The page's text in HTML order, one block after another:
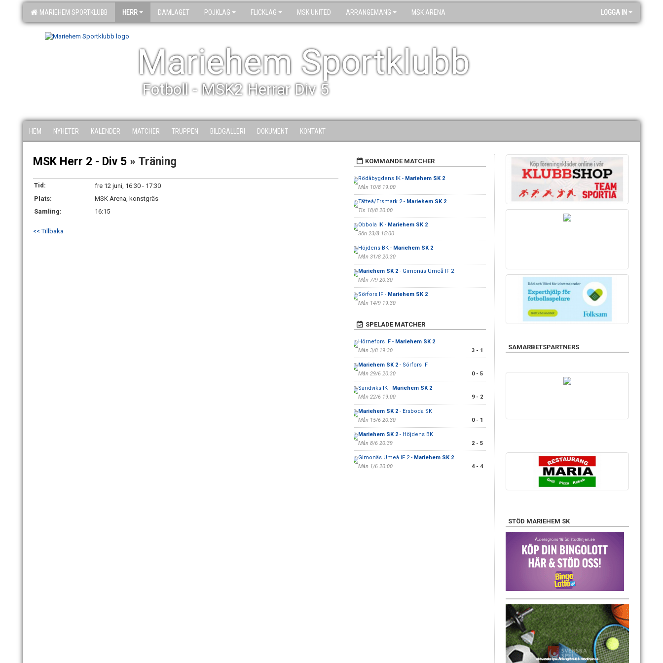
MARIEHEM SPORTKLUBB HERR DAMLAGET POJKLAG FLICKLAG MSK UNITED ARRANGEMANG MSK ARENA LOGGA IN
Mariehem Sportklubb
Fotboll - MSK2 Herrar Div 5
HEM NYHETER KALENDER MATCHER TRUPPEN BILDGALLERI DOKUMENT KONTAKT
MSK Herr 2 - Div 5 » Träning
Tid:
fre 12 juni, 16:30 - 17:30
Plats:
MSK Arena, konstgräs
Samling:
16:15
<< Tillbaka
KOMMANDE MATCHER
Rödåbygdens IK - Mariehem SK 2
Mån 10/8 19:00
Täfteå/Ersmark 2 - Mariehem SK 2
Tis 18/8 20:00
Obbola IK - Mariehem SK 2
Sön 23/8 15:00
Höjdens BK - Mariehem SK 2
Mån 31/8 20:30
Mariehem SK 2- Gimonäs Umeå IF 2
Mån 7/9 20:30
Sörfors IF - Mariehem SK 2
Mån 14/9 19:30
SPELADE MATCHER
Hörnefors IF - Mariehem SK 2
Mån 3/8 19:30
3 - 1
Mariehem SK 2- Sörfors IF
Mån 29/6 20:30
0 - 5
Sandviks IK - Mariehem SK 2
Mån 22/6 19:00
9 - 2
Mariehem SK 2- Ersboda SK
Mån 15/6 20:30
0 - 1
Mariehem SK 2- Höjdens BK
Mån 8/6 20:39
2 - 5
Gimonäs Umeå IF 2 - Mariehem SK 2
Mån 1/6 20:00
4 - 4
SAMARBETSPARTNERS
STÖD MARIEHEM SK